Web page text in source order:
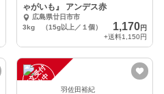
ゃがいも』 アンデス赤
広島県廿日市市
3kg （15g以上／１個）
1,170円
+送料1,150円
注
文
受
付
停
止
中 羽佐田裕紀